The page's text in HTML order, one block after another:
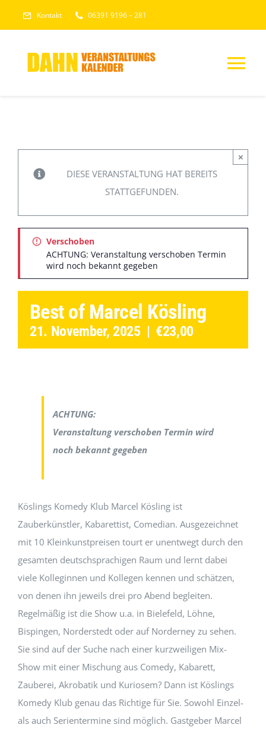
Kontakt 06391 9196 – 281
VERANSTALTUNGEN
Veranstaltung senden
DIESE VERANSTALTUNG HAT BEREITS
STATTGEFUNDEN.
×
Verschoben
ACHTUNG: Veranstaltung verschoben Termin
wird noch bekannt gegeben
Best of Marcel Kösling
21. November, 2025 | €23,00
ACHTUNG:
Veranstaltung verschoben Termin wird
noch bekannt gegeben
Köslings Komedy Klub Marcel Kösling ist
Zauberkünstler, Kabarettist, Comedian. Ausgezeichnet
mit 10 Kleinkunstpreisen tourt er unentwegt durch den
gesamten deutschsprachigen Raum und lernt dabei
viele Kolleginnen und Kollegen kennen und schätzen,
von denen ihn jeweils drei pro Abend begleiten.
Regelmäßig ist die Show u.a. in Bielefeld, Löhne,
Bispingen, Norderstedt oder auf Norderney zu sehen.
Sie sind auf der Suche nach einer kurzweiligen Mix-
Show mit einer Mischung aus Comedy, Kabarett,
Zauberei, Akrobatik und Kuriosem? Dann ist Köslings
Komedy Klub genau das Richtige für Sie. Sowohl Einzel-
als auch Serientermine sind möglich. Gastgeber Marcel